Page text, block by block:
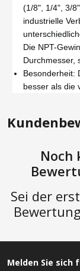
(1/8", 1/4", 3/
industrielle
Die NPT-
Durchmesser,
Besonderheit:
besser als die
Noch
Sei der
Melden Sie sich